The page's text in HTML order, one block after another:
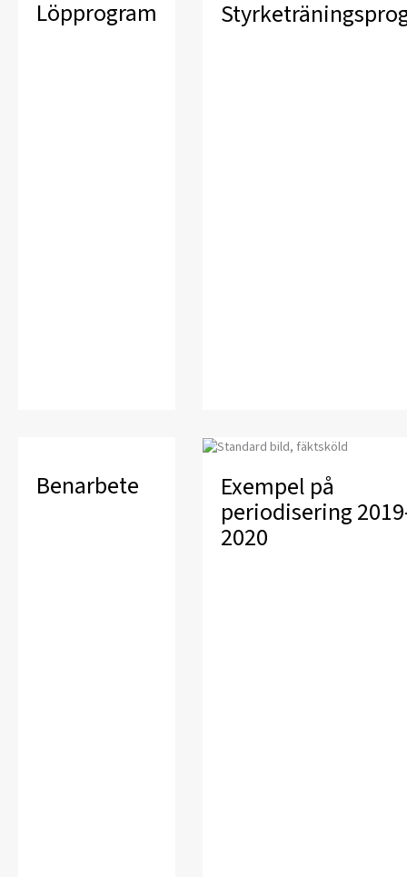
Löpprogram
Benarbete Exempel på
periodisering
2020